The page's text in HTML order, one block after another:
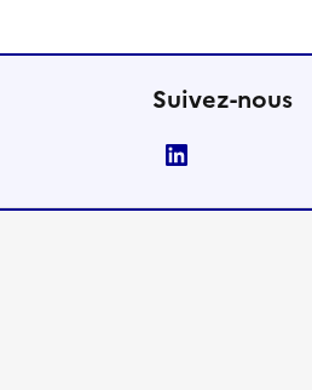
Suivez-nous